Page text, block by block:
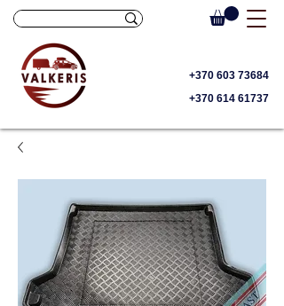
+370 603 73684
+370 614 61737